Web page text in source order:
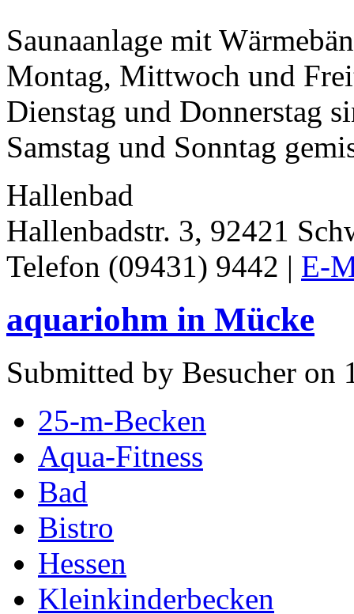
Saunaanlage mit
Montag, Mittwoch und
Dienstag und Donnerstag
Samstag und Sonntag
Hallenbad
Hallenbadstr. 3, 92421
Telefon (09431) 9442 | E-
aquariohm in Mücke
Submitted by Besucher on
25-m-Becken
Aqua-Fitness
Bad
Bistro
Hessen
Kleinkinderbecken